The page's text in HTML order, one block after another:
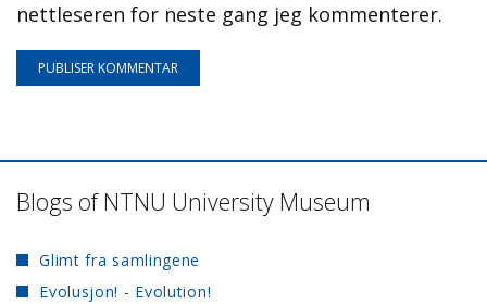
nettleseren for neste gang jeg kommenterer.
Blogs of NTNU University Museum
Glimt fra samlingene
Evolusjon! - Evolution!